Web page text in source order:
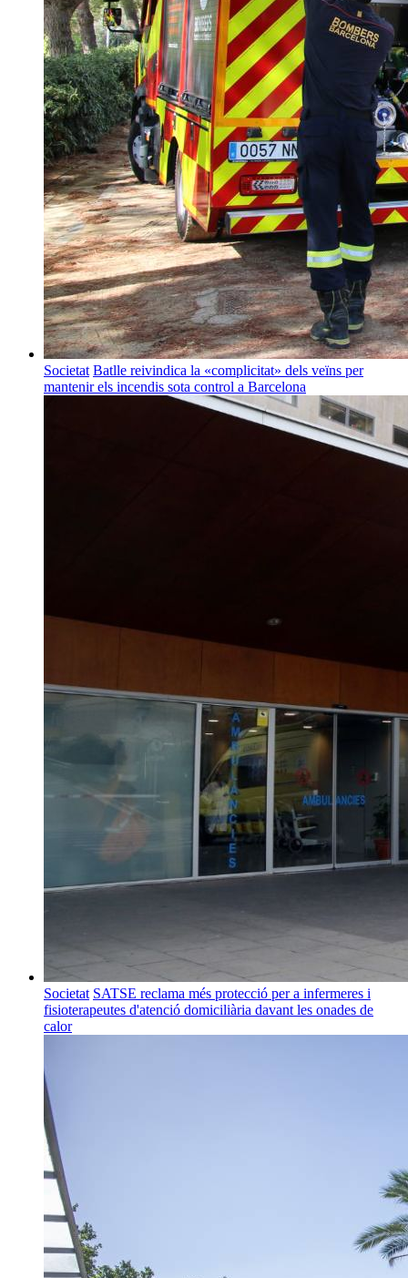
Societat Batlle reivindica la «complicitat» dels veïns per
mantenir els incendis sota control a Barcelona
Societat SATSE reclama més protecció per a infermeres i
fisioterapeutes d'atenció domiciliària davant les onades de
calor